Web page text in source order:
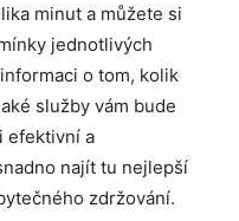
minut a můžete si
jednotlivých
o tom, kolik
služby vám bude
efektivní a
najít tu nejlepší
zdržování.